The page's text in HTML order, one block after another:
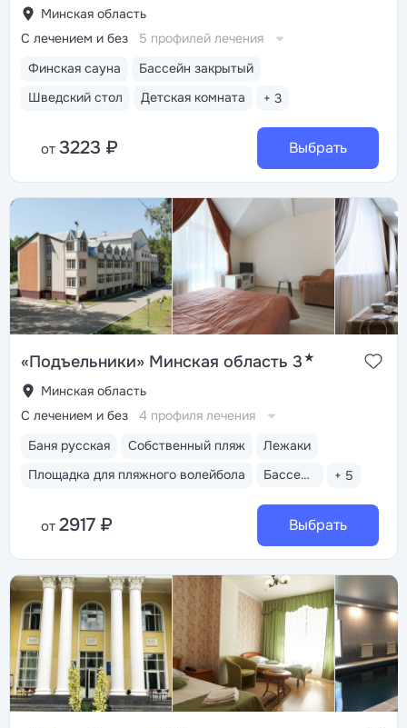
Минская область
Финская сауна
Бассейн закрытый
Шведский стол
Детская комната + 3
С лечением и без 5 профилей лечения
от 3223 ₽ Выбрать
«Подъельники» Минская область 3★
Минская область
Баня русская Собственный пляж
Лежаки
Площадка для пляжного волейбола
Бассейн закрытый + 5
С лечением и без 4 профиля лечения
от 2917 ₽ Выбрать